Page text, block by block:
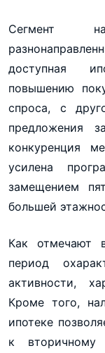
Сегмент
доступная
повышению
спроса, с
предложения
конкуренция
усилена
замещением
большей
Как отмечают
период
активности,
Кроме того,
ипотеке
к вторичному